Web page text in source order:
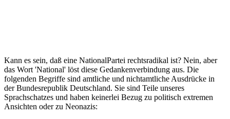
Kann es sein, daß eine NationalPartei rechtsradikal ist? Nein, aber
das Wort 'National' löst diese Gedankenverbindung aus. Die
folgenden Begriffe sind amtliche und nichtamtliche Ausdrücke in
der Bundesrepublik Deutschland. Sie sind Teile unseres
Sprachschatzes und haben keinerlei Bezug zu politisch extremen
Ansichten oder zu Neonazis: